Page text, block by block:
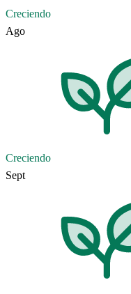
Creciendo
Ago
Creciendo
Sept